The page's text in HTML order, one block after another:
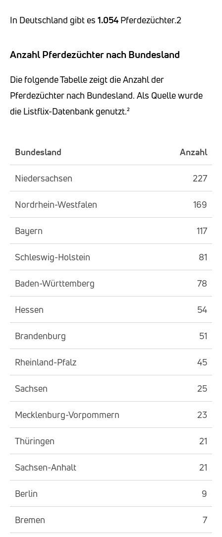
In Deutschland gibt es 1.054 Pferdezüchter.2
Anzahl Pferdezüchter nach Bundesland
Die folgende Tabelle zeigt die Anzahl der
Pferdezüchter nach Bundesland. Als Quelle wurde
die Listflix-Datenbank genutzt.²
Bundesland Anzahl
Niedersachsen 227
Nordrhein-Westfalen 169
Bayern 117
Schleswig-Holstein 81
Baden-Württemberg 78
Hessen 54
Brandenburg 51
Rheinland-Pfalz 45
Sachsen 25
Mecklenburg-Vorpommern 23
Thüringen 21
Sachsen-Anhalt 21
Berlin 9
Bremen 7